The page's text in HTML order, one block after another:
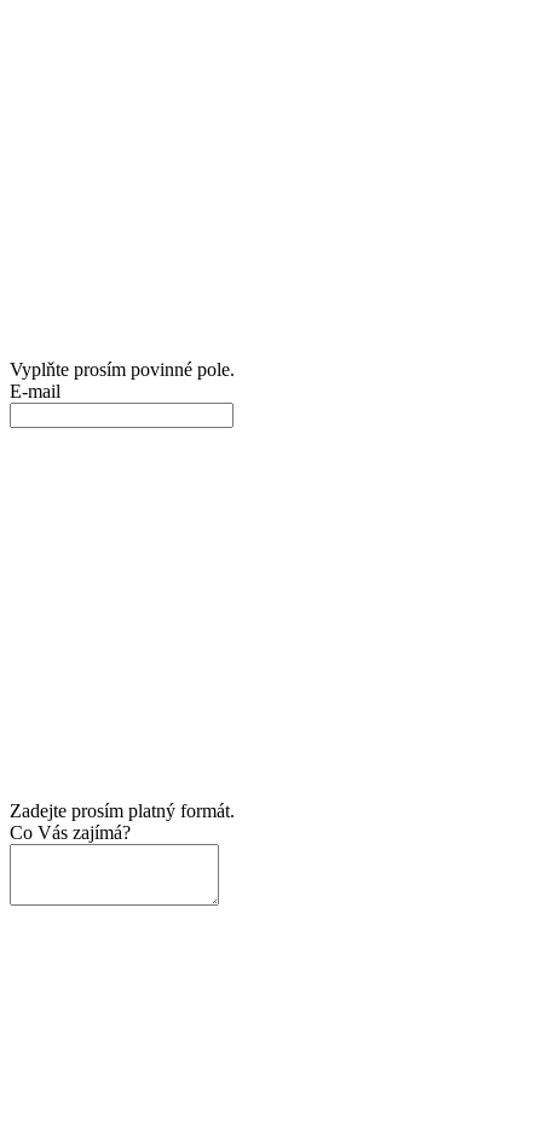
Vyplňte prosím povinné pole.
E-mail
Zadejte prosím platný formát.
Co Vás zajímá?